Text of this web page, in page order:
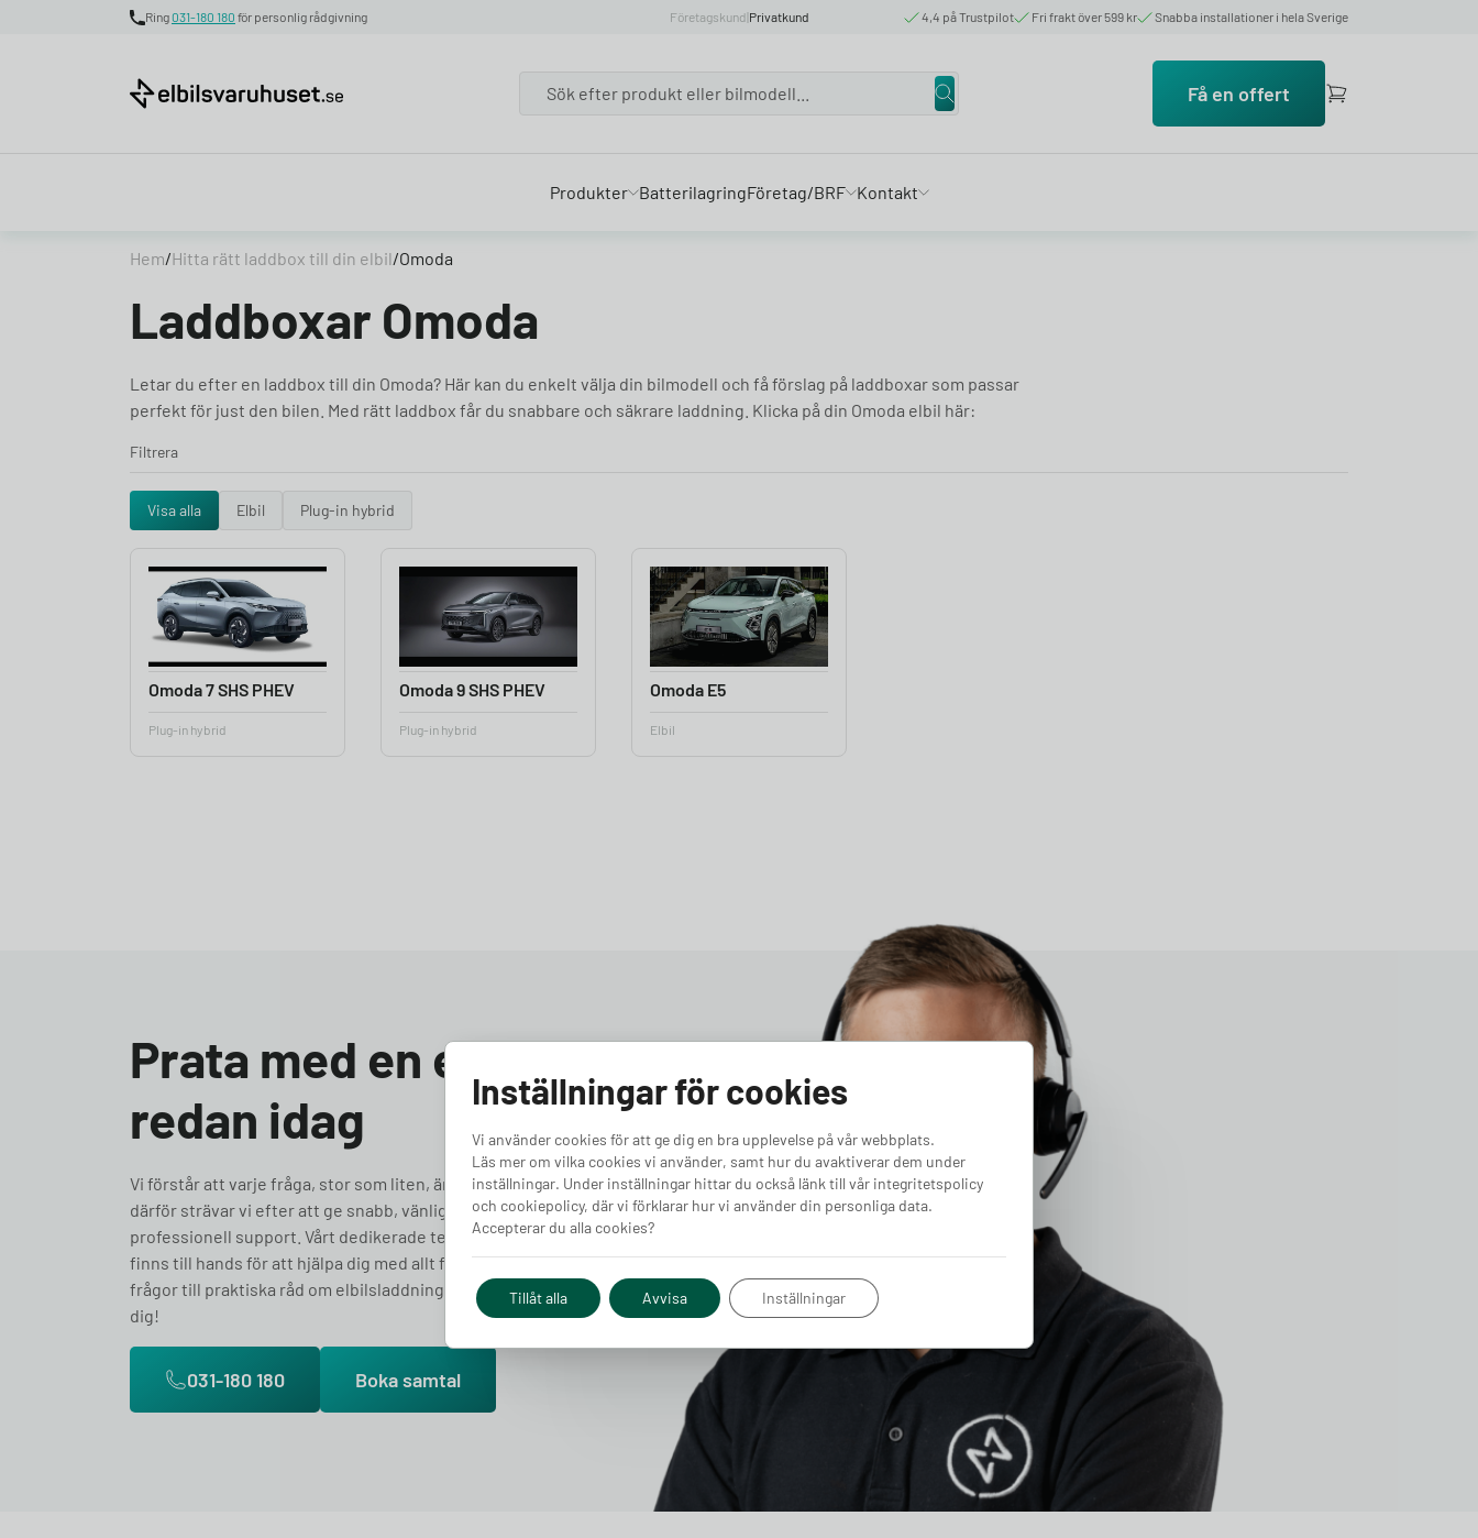
Ring031-180 180 för personlig rådgivning Företagskund|Privatkund 4,4 på Trustpilot Fri frakt över 599 kr Snabba installationer i hela Sverige
Få en offert
Produkter BatterilagringFöretag/BRF Kontakt
Hem/Hitta rätt laddbox till din elbil/Omoda
Laddboxar Omoda
Letar du efter en laddbox till din Omoda? Här kan du enkelt välja din bilmodell och få förslag på laddboxar som passar
perfekt för just den bilen. Med rätt laddbox får du snabbare och säkrare laddning. Klicka på din Omoda elbil här:
Filtrera
Visa alla Elbil Plug-in hybrid
Omoda 7 SHS PHEV
Plug-in hybrid
Omoda 9 SHS PHEV
Plug-in hybrid
Omoda E5
Elbil
Prata med en expert
redan idag
Vi förstår att varje fråga, stor som liten, är viktig och
därför strävar vi efter att ge snabb, vänlig och
professionell support. Vårt dedikerade team av experter
finns till hands för att hjälpa dig med allt från tekniska
frågor till praktiska råd om elbilsladdning. Låt oss hjälpa
dig!
031-180 180 Boka samtal
Inställningar för cookies
Vi använder cookies för att ge dig en bra upplevelse på vår webbplats.
Läs mer om vilka cookies vi använder, samt hur du avaktiverar dem under
inställningar. Under inställningar hittar du också länk till vår integritetspolicy
och cookiepolicy, där vi förklarar hur vi använder din personliga data.
Accepterar du alla cookies?
Tillåt alla Avvisa Inställningar